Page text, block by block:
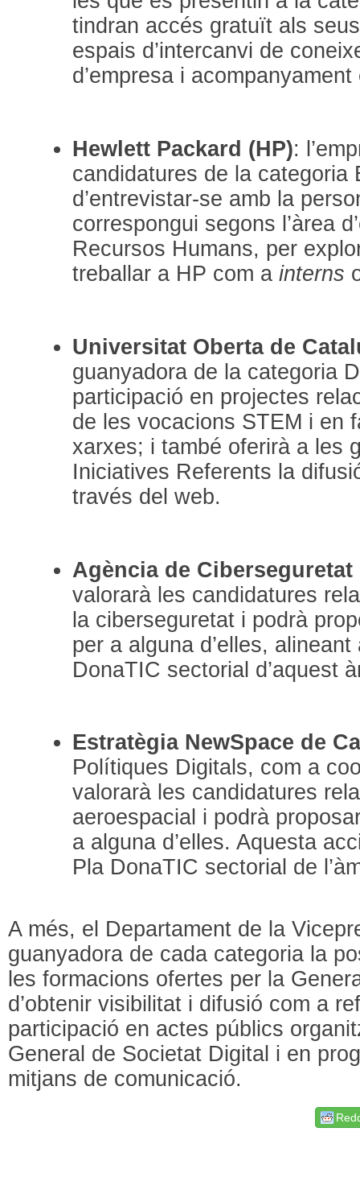
tindran accés gratuït als
espais d’intercanvi de
d’empresa i
Hewlett Packard (HP):
candidatures de la categoria
d’entrevistar-se amb la
correspongui segons l’àrea
Recursos Humans, per
treballar a HP com ainterns
Universitat Oberta de
guanyadora de la categoria
participació en projectes
de les vocacions STEM i en
xarxes; i també oferirà a les
Iniciatives Referents la
través del web.
Agència de Ciberseguretat
valorarà les candidatures
la ciberseguretat i podrà
per a alguna d’elles,
DonaTIC sectorial d’aquest
Estratègia NewSpace de
Polítiques Digitals, com a
valorarà les candidatures
aeroespacial i podrà
a alguna d’elles. Aquesta
Pla DonaTIC sectorial de
A més, el Departament de la
guanyadora de cada categoria la
les formacions ofertes per la
d’obtenir visibilitat i difusió com a
participació en actes públics
General de Societat Digital i en
mitjans de comunicació.